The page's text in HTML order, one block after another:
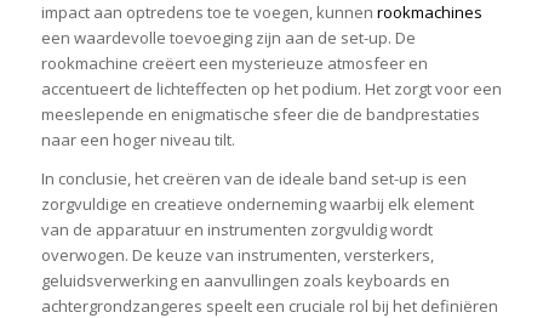
impact aan optredens toe te voegen, kunnen rookmachines
een waardevolle toevoeging zijn aan de set-up. De
rookmachine creëert een mysterieuze atmosfeer en
accentueert de lichteffecten op het podium. Het zorgt voor een
meeslepende en enigmatische sfeer die de bandprestaties
naar een hoger niveau tilt.
In conclusie, het creëren van de ideale band set-up is een
zorgvuldige en creatieve onderneming waarbij elk element
van de apparatuur en instrumenten zorgvuldig wordt
overwogen. De keuze van instrumenten, versterkers,
geluidsverwerking en aanvullingen zoals keyboards en
achtergrondzangeres speelt een cruciale rol bij het definiëren